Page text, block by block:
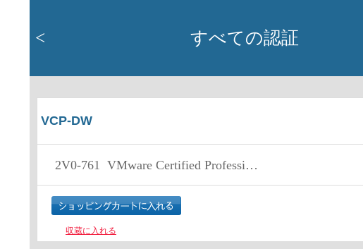
< すべての認証
VCP-DW
2V0-761 VMware Certified Professional - Digital Workspace 2018 Exam
収蔵に入れる